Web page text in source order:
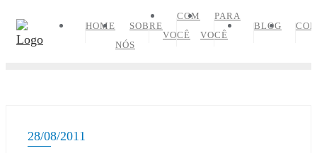
HOME
SOBRE
NÓS
COM
VOCÊ
PARA
VOCÊ
BLOG
28/08/2011